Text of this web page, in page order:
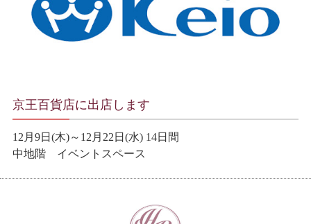
京王百貨店に出店します
12月9日(木)～12月22日(水) 14日間
中地階 イベントスペース